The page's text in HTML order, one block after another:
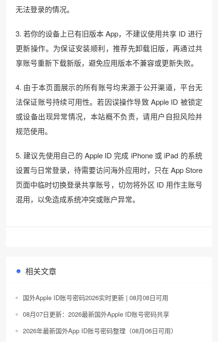
无法登录的情况。
3. 若你的设备上已有旧版本 App，不建议使用共享 ID 进行
更新操作。为保证安装顺利，推荐先卸载旧版，再通过共
享账号重新下载新版，避免应用版本不兼容或更新失败。
4. 由于本页面展示的所有账号均来源于公开渠道，平台无
法保证账号持续可用性。若因误操作导致 Apple ID 被锁定
或设备出现异常情况，本站概不负责，请用户自担风险并
规范使用。
5. 建议先使用自己的 Apple ID 完成 iPhone 或 iPad 的系统
设置与日常登录，待需要访问海外应用时，只在 App Store
页面中临时切换登录共享账号，切勿将外区 ID 用作主账号
混用，以免造成系统冲突或账户异常。
相关文章
国外Apple ID账号密码2026实时更新 | 08月08日可用
08月07日更新：2026最新国外Apple ID账号密码共享
2026年最新国外App ID账号密码整理（08月06日可用）